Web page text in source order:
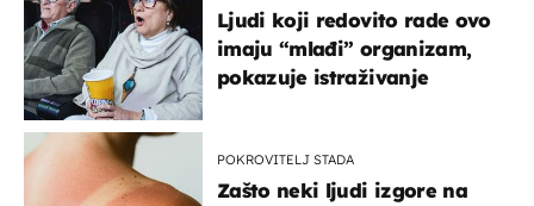
Ljudi koji redovito rade ovo
imaju “mlađi” organizam,
pokazuje istraživanje
POKROVITELJ STADA
Zašto neki ljudi izgore na